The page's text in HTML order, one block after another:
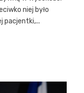
niej było
pacjentki,...